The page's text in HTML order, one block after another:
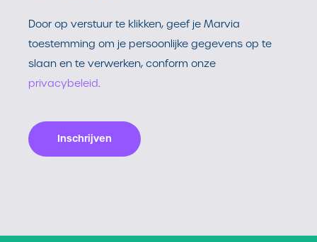
Door op verstuur te klikken, geef je Marvia
toestemming om je persoonlijke gegevens op te
slaan en te verwerken, conform onze
privacybeleid.